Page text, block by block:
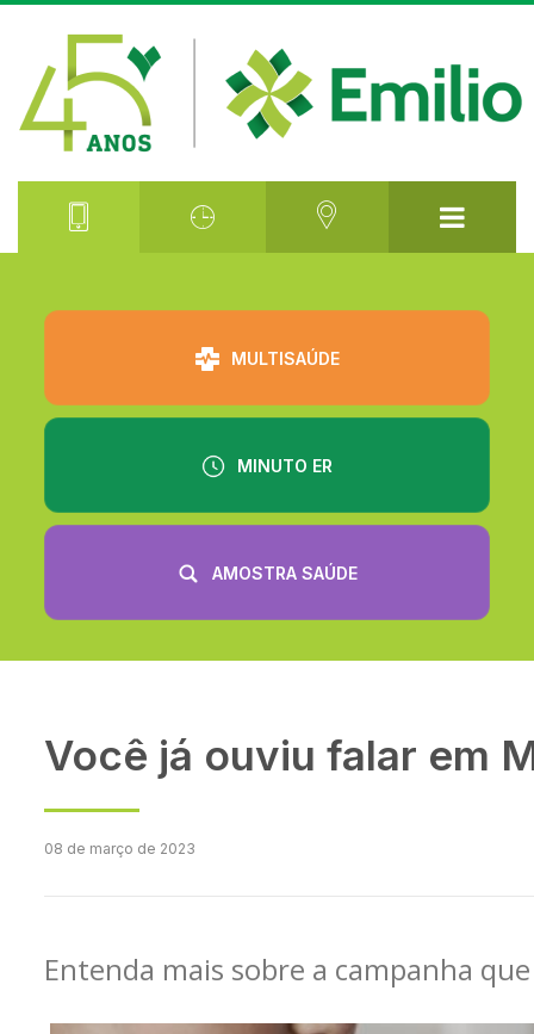
MULTISAÚDE
MINUTO ER
AMOSTRA SAÚDE
Você já ouviu falar em
08 de março de 2023
Entenda mais sobre a campanha